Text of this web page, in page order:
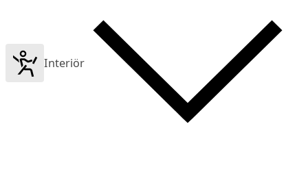
Interiör